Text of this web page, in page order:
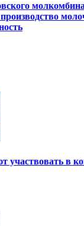
участвовать в